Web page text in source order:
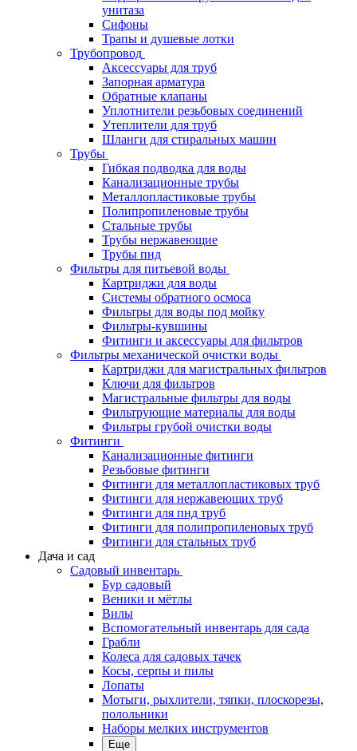
унитаза
Сифоны
Трапы и душевые лотки
Трубопровод
Аксессуары для труб
Запорная арматура
Обратные клапаны
Уплотнители резьбовых соединений
Утеплители для труб
Шланги для стиральных машин
Трубы
Гибкая подводка для воды
Канализационные трубы
Металлопластиковые трубы
Полипропиленовые трубы
Стальные трубы
Трубы нержавеющие
Трубы пнд
Фильтры для питьевой воды
Картриджи для воды
Системы обратного осмоса
Фильтры для воды под мойку
Фильтры-кувшины
Фитинги и аксессуары для фильтров
Фильтры механической очистки воды
Картриджи для магистральных фильтров
Ключи для фильтров
Магистральные фильтры для воды
Фильтрующие материалы для воды
Фильтры грубой очистки воды
Фитинги
Канализационные фитинги
Резьбовые фитинги
Фитинги для металлопластиковых труб
Фитинги для нержавеющих труб
Фитинги для пнд труб
Фитинги для полипропиленовых труб
Фитинги для стальных труб
Дача и сад
Садовый инвентарь
Бур садовый
Веники и мётлы
Вилы
Вспомогательный инвентарь для сада
Грабли
Колеса для садовых тачек
Косы, серпы и пилы
Лопаты
Мотыги, рыхлители, тяпки, плоскорезы,
полольники
Наборы мелких инструментов
Еще